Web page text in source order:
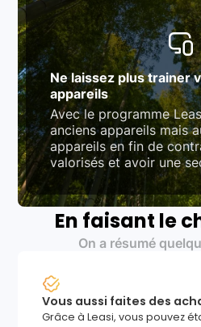
Ne laissez plus trainer
appareils
Avec le programme
anciens appareils mais
appareils en fin de
valorisés et avoir une
En faisant le
On a résumé
Vous aussi faites des
Grâce à Leasi, vous pouvez